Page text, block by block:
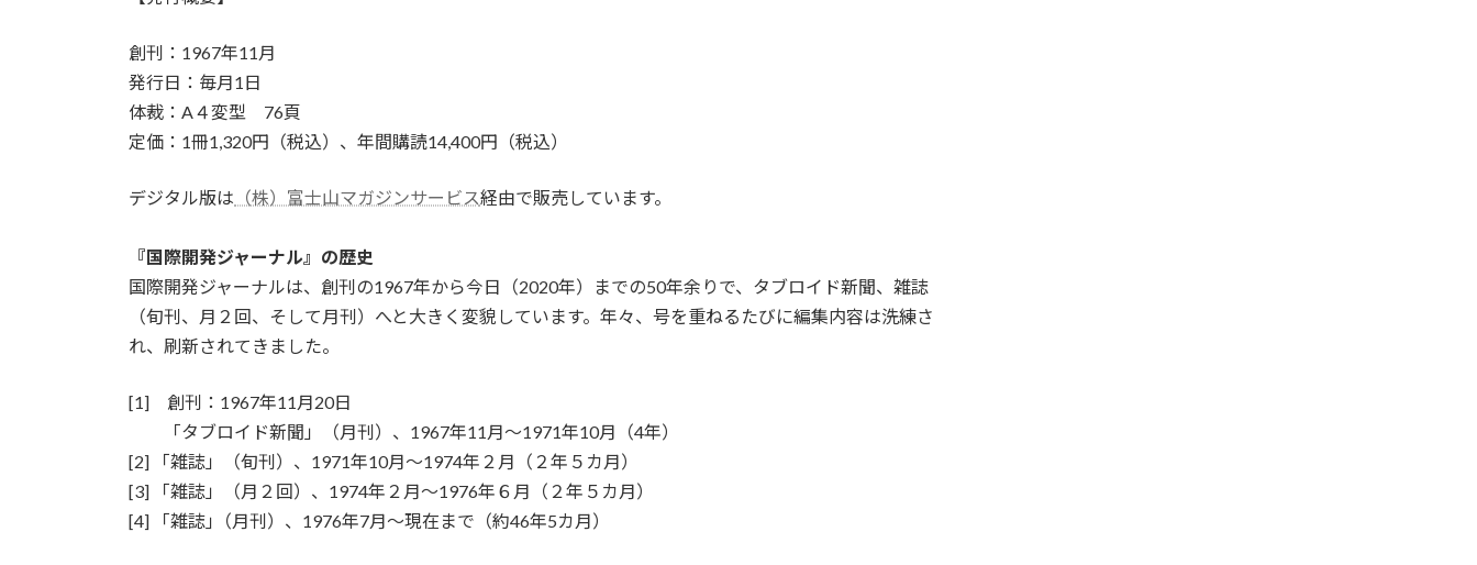
創刊：1967年11月
発行日：毎月1日
体裁：A４変型 76頁
定価：1冊1,320円（税込）、年間購読14,400円（税込）
デジタル版は （株）富士山マガジンサービス経由で販売しています。
『国際開発ジャーナル』の歴史
国際開発ジャーナルは、創刊の1967年から今日（2020年）までの50年余りで、タブロイド新聞、雑誌
（旬刊、月２回、そして月刊）へと大きく変貌しています。年々、号を重ねるたびに編集内容は洗練さ
れ、刷新されてきました。
[1] 創刊：1967年11月20日
「タブロイド新聞」（月刊）、1967年11月～1971年10月（4年）
[2] 「雑誌」（旬刊）、1971年10月～1974年２月（２年５カ月）
[3] 「雑誌」（月２回）、1974年２月～1976年６月（２年５カ月）
[4] 「雑誌｣（月刊）、1976年7月～現在まで（約46年5カ月）